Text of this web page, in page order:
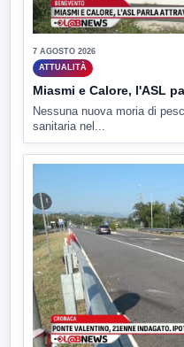
7 AGOSTO 2026
ATTUALITÀ
Miasmi e Calore, l'ASL
Nessuna nuova moria di
sanitaria nel...